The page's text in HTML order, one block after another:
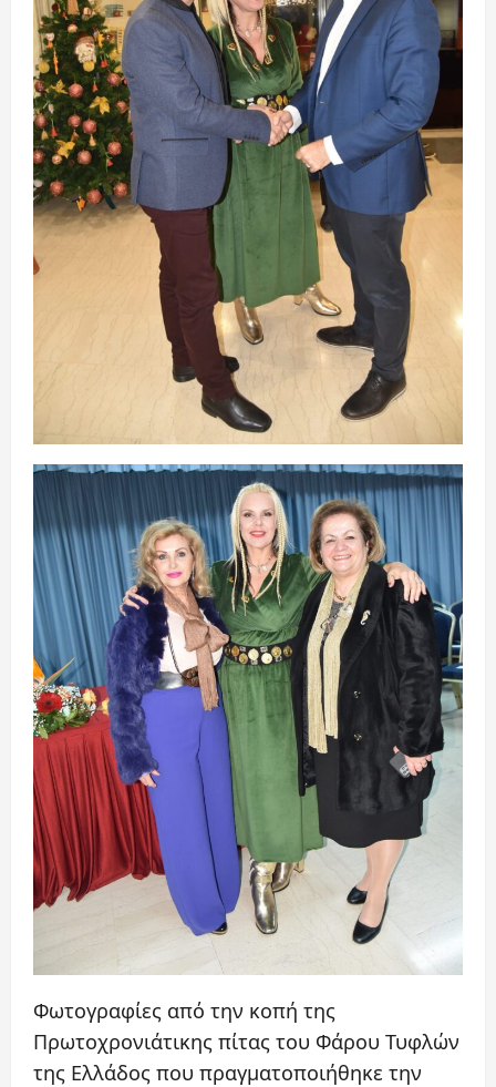
Φωτογραφίες από την κοπή της
Πρωτοχρονιάτικης πίτας του Φάρου Τυφλών
της Ελλάδος που πραγματοποιήθηκε την